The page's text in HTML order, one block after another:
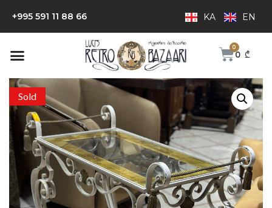
+995 591 11 88 66 KA EN
0 ₾
Sold